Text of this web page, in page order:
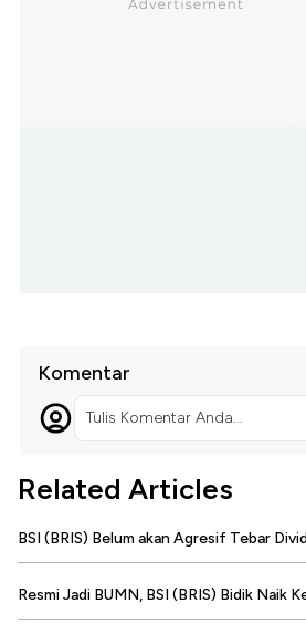
Komentar
Tulis Komentar Anda...
Related Articles
BSI (BRIS) Belum akan Agresif Tebar
Resmi Jadi BUMN, BSI (BRIS) Bidik Naik